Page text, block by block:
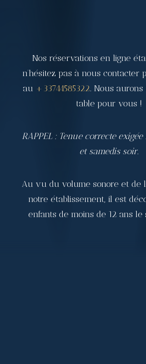
Nos réservations en ligne
n’hésitez pas à nous contacter
au +33744585322. Nous
table pour vous !
RAPPEL : Tenue correcte
et samedis soir.
Au vu du volume sonore et de
notre établissement, il est
enfants de moins de 12 ans le